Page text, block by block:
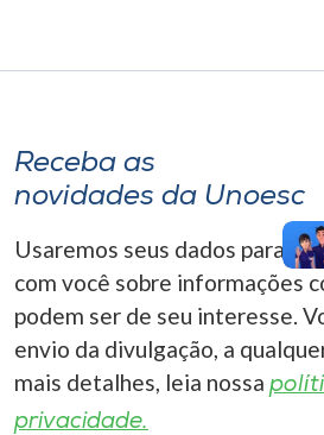
Receba as
novidades da Unoesc
Usaremos seus dados para
com você sobre informações
podem ser de seu interesse.
envio da divulgação, a
mais detalhes, leia nossa
privacidade.